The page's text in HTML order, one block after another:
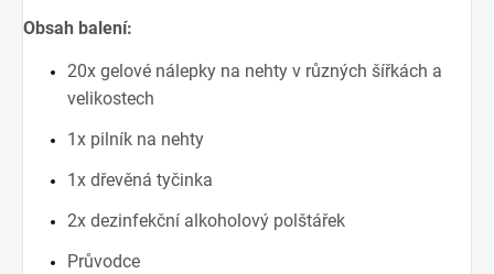
Obsah balení:
20x gelové nálepky na nehty v různých šířkách a
velikostech
1x pilník na nehty
1x dřevěná tyčinka
2x dezinfekční alkoholový polštářek
Průvodce